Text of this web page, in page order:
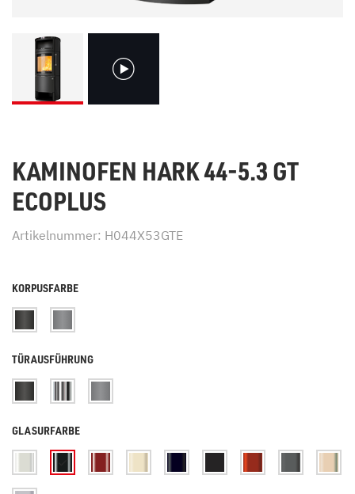
KAMINOFEN HARK 44-5.3 GT
ECOPLUS
Artikelnummer: H044X53GTE
KORPUSFARBE
TÜRAUSFÜHRUNG
GLASURFARBE